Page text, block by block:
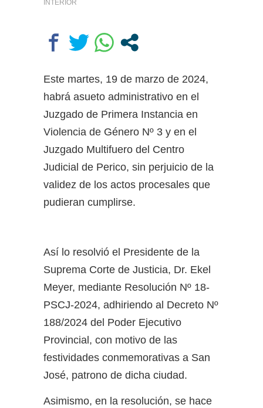
de un pozo en el patio de su casa
Caso Agostina: la querella pidió
hermana de Barrelier, principal
acusado por el crimen
INTERIOR
Este martes, 19 de marzo de 2024,
habrá asueto administrativo en el
Juzgado de Primera Instancia en
Violencia de Género Nº 3 y en el
Juzgado Multifuero del Centro
Judicial de Perico, sin perjuicio de la
validez de los actos procesales que
pudieran cumplirse.
Así lo resolvió el Presidente de la
Suprema Corte de Justicia, Dr. Ekel
Meyer, mediante Resolución Nº 18-
PSCJ-2024, adhiriendo al Decreto Nº
188/2024 del Poder Ejecutivo
Provincial, con motivo de las
festividades conmemorativas a San
José, patrono de dicha ciudad.
Asimismo, en la resolución, se hace